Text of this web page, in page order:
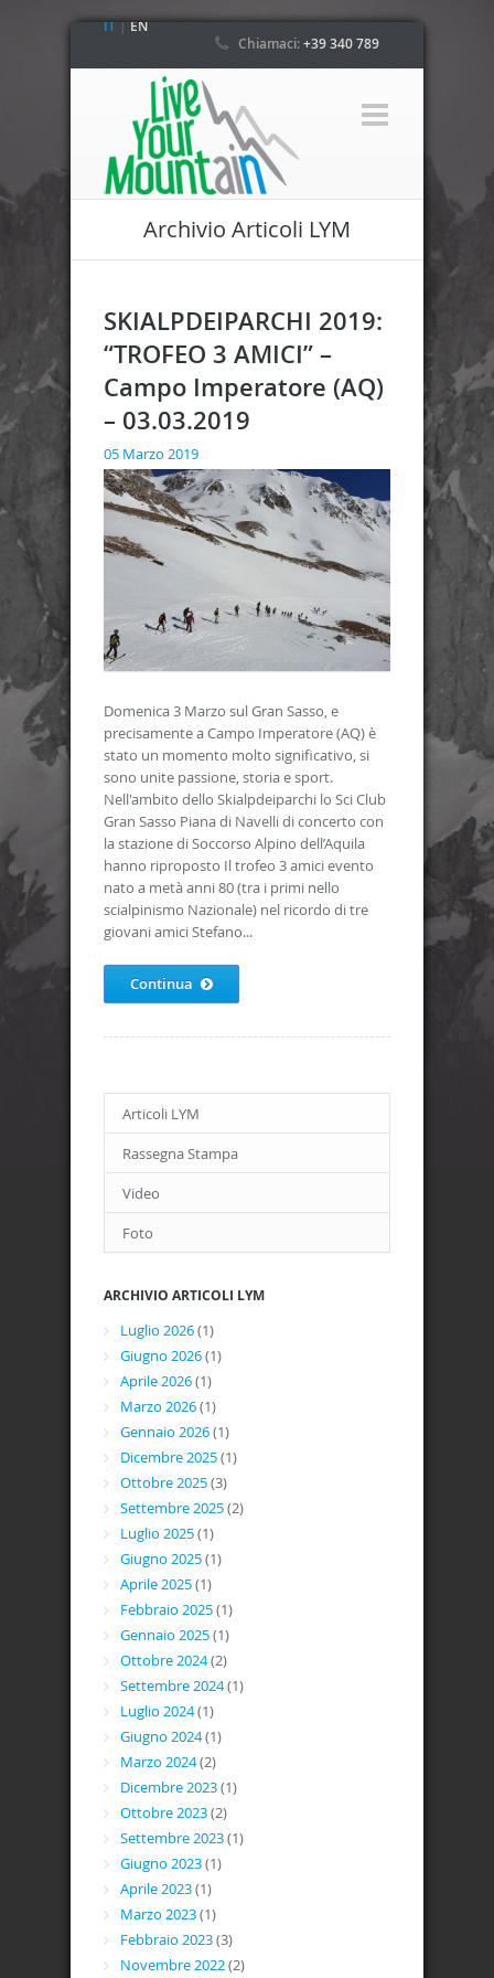
IT|EN
Chiamaci:+39 340 789
Archivio Articoli LYM
SKIALPDEIPARCHI 2019:
“TROFEO 3 AMICI” –
Campo Imperatore (AQ)
– 03.03.2019
05 Marzo 2019
Domenica 3 Marzo sul Gran Sasso, e
precisamente a Campo Imperatore (AQ) è
stato un momento molto significativo, si
sono unite passione, storia e sport.
Nell'ambito dello Skialpdeiparchi lo Sci Club
Gran Sasso Piana di Navelli di concerto con
la stazione di Soccorso Alpino dell’Aquila
hanno riproposto Il trofeo 3 amici evento
nato a metà anni 80 (tra i primi nello
scialpinismo Nazionale) nel ricordo di tre
giovani amici Stefano...
Continua
Articoli LYM
Rassegna Stampa
Video
Foto
ARCHIVIO ARTICOLI LYM
Luglio 2026(1)
Giugno 2026(1)
Aprile 2026(1)
Marzo 2026(1)
Gennaio 2026(1)
Dicembre 2025(1)
Ottobre 2025(3)
Settembre 2025(2)
Luglio 2025(1)
Giugno 2025(1)
Aprile 2025(1)
Febbraio 2025(1)
Gennaio 2025(1)
Ottobre 2024(2)
Settembre 2024(1)
Luglio 2024(1)
Giugno 2024(1)
Marzo 2024(2)
Dicembre 2023(1)
Ottobre 2023(2)
Settembre 2023(1)
Giugno 2023(1)
Aprile 2023(1)
Marzo 2023(1)
Febbraio 2023(3)
Novembre 2022(2)